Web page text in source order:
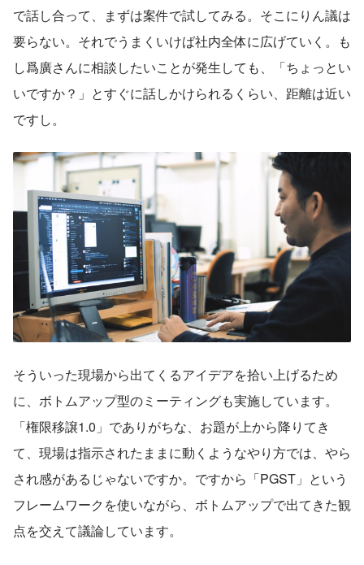
で話し合って、まずは案件で試してみる。そこにりん議は
要らない。それでうまくいけば社内全体に広げていく。も
し爲廣さんに相談したいことが発生しても、「ちょっとい
いですか？」とすぐに話しかけられるくらい、距離は近い
ですし。
そういった現場から出てくるアイデアを拾い上げるため
に、ボトムアップ型のミーティングも実施しています。
「権限移譲1.0」でありがちな、お題が上から降りてき
て、現場は指示されたままに動くようなやり方では、やら
され感があるじゃないですか。ですから「PGST」という
フレームワークを使いながら、ボトムアップで出てきた観
点を交えて議論しています。